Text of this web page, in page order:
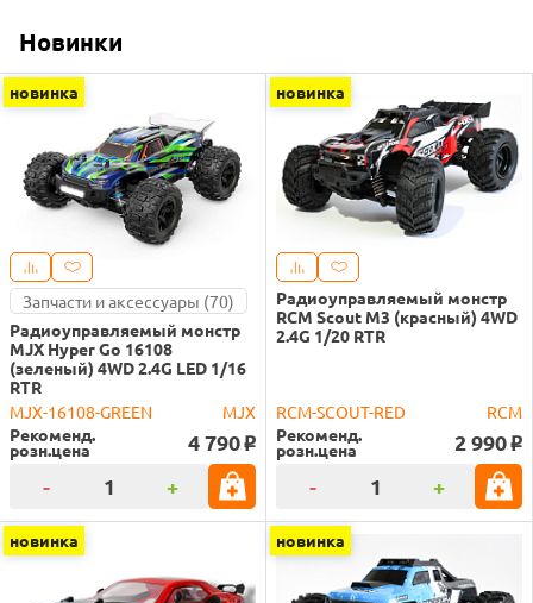
Новинки
новинка
Запчасти и аксессуары (70)
Радиоуправляемый монстр
MJX Hyper Go 16108
(зеленый) 4WD 2.4G LED 1/16
RTR
MJX-16108-GREEN
MJX
Рекоменд.
розн.цена 4 790 o
- +
новинка
Радиоуправляемый монстр
RCM Scout M3 (красный) 4WD
2.4G 1/20 RTR
RCM-SCOUT-RED
RCM
Рекоменд.
розн.цена 2 990 o
- +
новинка новинка